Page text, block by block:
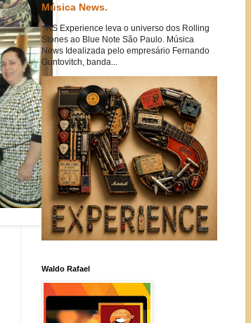
Música News.
RS Experience leva o universo dos Rolling
Stones ao Blue Note São Paulo. Música
News Idealizada pelo empresário Fernando
Guntovitch, banda...
Waldo Rafael